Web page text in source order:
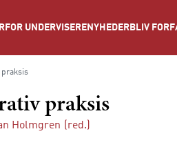
FOR UNDERVISERE NYHEDER BLIV
praksis
praksis
Holmgren (red.)